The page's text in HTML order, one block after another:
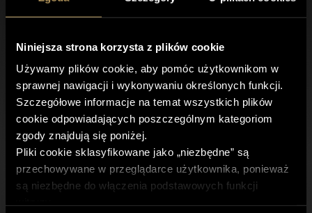
Niniejsza strona korzysta z plików cookie
Używamy plików cookie, aby pomóc użytkownikom w
sprawnej nawigacji i wykonywaniu określonych funkcji.
Szczegółowe informacje na temat wszystkich plików
cookie odpowiadających poszczególnym kategoriom
zgody znajdują się poniżej.
Pliki cookie sklasyfikowane jako „niezbędne” są
przechowywane w przeglądarce użytkownika, ponieważ
są niezbędne do włączenia podstawowych funkcji